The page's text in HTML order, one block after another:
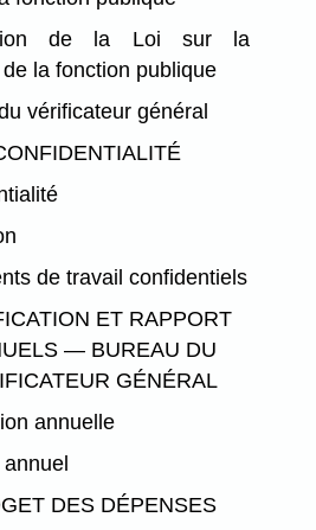
de la Loi sur la
la fonction publique
vérificateur général
de travail confidentiels
ET RAPPORT
— BUREAU DU
GÉNÉRAL
annuelle
DES DÉPENSES